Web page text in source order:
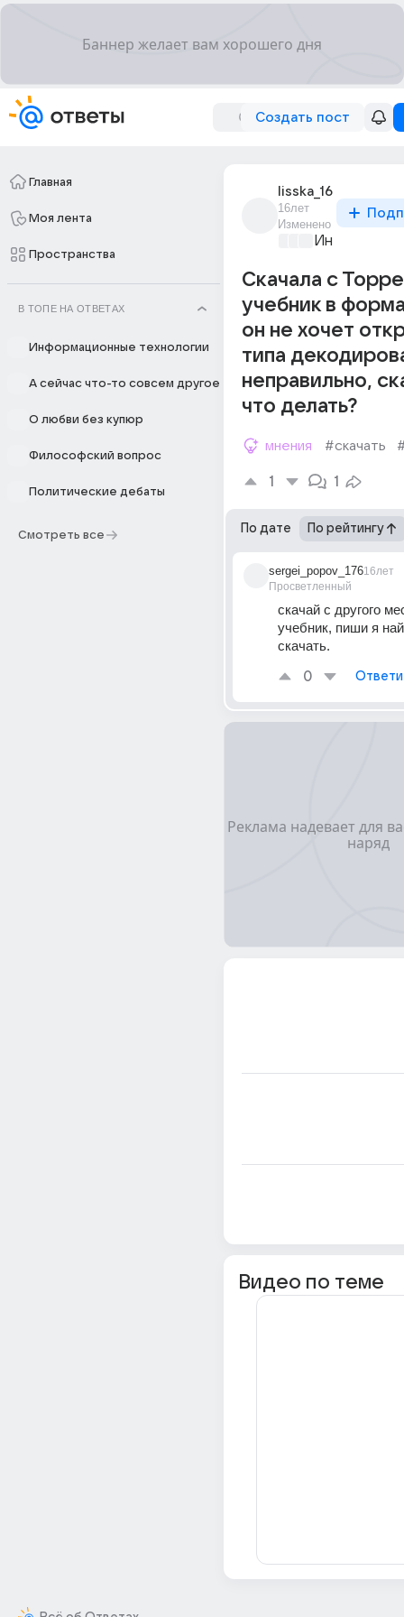
Создать пост
Главная
Моя лента
Пространства
В ТОПЕ НА ОТВЕТАХ
Информационные технологии
А сейчас что-то совсем другое
О любви без купюр
Философский вопрос
Политические дебаты
Смотреть все
lisska_16
16лет
Изменено
Скачала с
учебник в
он не хочет
типа
неправильно,
что делать?
мнения #скачать
1 1
По дате По рейтингу
sergei_popov_176
Просветленный
16лет
скачай с другого
учебник, пиши я
скачать.
0
Видео по теме